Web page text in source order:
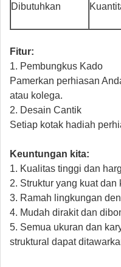
Dibutuhkan
Fitur:
1. Pembungkus Kado
Pamerkan perhiasan
atau kolega.
2. Desain Cantik
Setiap kotak hadiah
Keuntungan kita:
1. Kualitas tinggi dan
2. Struktur yang kuat
3. Ramah lingkungan
4. Mudah dirakit dan
5. Semua ukuran dan
struktural dapat